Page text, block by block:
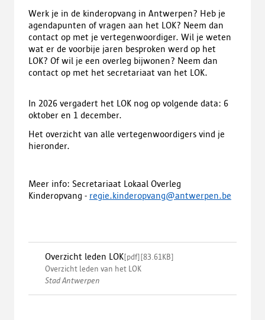
Werk je in de kinderopvang in Antwerpen? Heb je
agendapunten of vragen aan het LOK? Neem dan
contact op met je vertegenwoordiger. Wil je weten
wat er de voorbije jaren besproken werd op het
LOK? Of wil je een overleg bijwonen? Neem dan
contact op met het secretariaat van het LOK.
In 2026 vergadert het LOK nog op volgende data: 6
oktober en 1 december.
Het overzicht van alle vertegenwoordigers vind je
hieronder.
Meer info: Secretariaat Lokaal Overleg
Kinderopvang - regie.kinderopvang@antwerpen.be
Overzicht leden LOK[pdf][83.61KB]
Overzicht leden van het LOK
Stad Antwerpen